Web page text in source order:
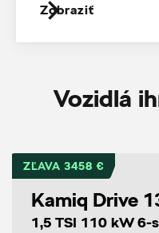
Zobraziť
Vozidlá
ZĽAVA 3458 €
Kamiq Drive
1,5 TSI 110 kW 6-